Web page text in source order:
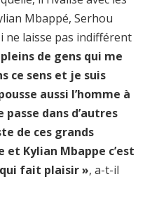
Mbappé, Serhou
ne laisse pas indifférent
de gens qui me
ce sens et je suis
aussi l’homme à
dans d’autres
de ces grands
et Kylian Mbappe c’est
fait plaisir », a-t-il